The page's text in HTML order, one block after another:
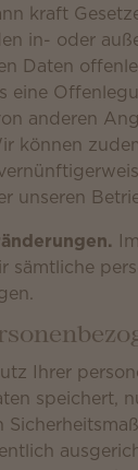
kraft
in- oder
Daten
eine
anderen
können
unseren
sämtliche
Ihrer
speichert,